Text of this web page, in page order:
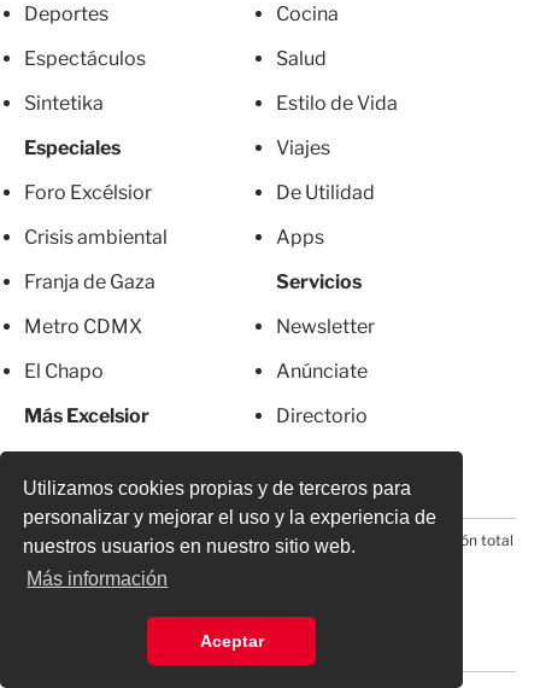
Utilizamos cookies propias y de terceros para
personalizar y mejorar el uso y la experiencia de
nuestros usuarios en nuestro sitio web.
Más información
Aceptar
Deportes
Espectáculos
Sintetika
Especiales
Foro Excélsior
Crisis ambiental
Franja de Gaza
Metro CDMX
El Chapo
Más Excelsior
Cocina
Salud
Estilo de Vida
Viajes
De Utilidad
Apps
Servicios
Newsletter
Anúnciate
Directorio
© 2026 Todos los derechos reservados. Prohibida la reproducción total
o parcial, incluyendo cualquier medio electrónico*